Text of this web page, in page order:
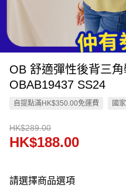
OB 舒適彈性後背三
OBAB19437 SS24
自提點滿HK$350.00免運費 國
HK$289.00
HK$188.00
請選擇商品選項